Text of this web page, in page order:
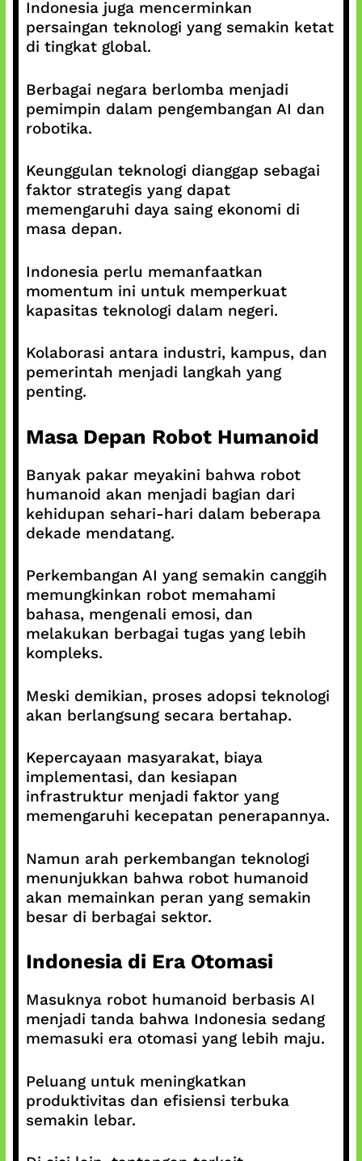
Indonesia juga mencerminkan
persaingan teknologi yang semakin ketat
di tingkat global.
Berbagai negara berlomba menjadi
pemimpin dalam pengembangan AI dan
robotika.
Keunggulan teknologi dianggap sebagai
faktor strategis yang dapat
memengaruhi daya saing ekonomi di
masa depan.
Indonesia perlu memanfaatkan
momentum ini untuk memperkuat
kapasitas teknologi dalam negeri.
Kolaborasi antara industri, kampus, dan
pemerintah menjadi langkah yang
penting.
Masa Depan Robot Humanoid
Banyak pakar meyakini bahwa robot
humanoid akan menjadi bagian dari
kehidupan sehari-hari dalam beberapa
dekade mendatang.
Perkembangan AI yang semakin canggih
memungkinkan robot memahami
bahasa, mengenali emosi, dan
melakukan berbagai tugas yang lebih
kompleks.
Meski demikian, proses adopsi teknologi
akan berlangsung secara bertahap.
Kepercayaan masyarakat, biaya
implementasi, dan kesiapan
infrastruktur menjadi faktor yang
memengaruhi kecepatan penerapannya.
Namun arah perkembangan teknologi
menunjukkan bahwa robot humanoid
akan memainkan peran yang semakin
besar di berbagai sektor.
Indonesia di Era Otomasi
Masuknya robot humanoid berbasis AI
menjadi tanda bahwa Indonesia sedang
memasuki era otomasi yang lebih maju.
Peluang untuk meningkatkan
produktivitas dan efisiensi terbuka
semakin lebar.